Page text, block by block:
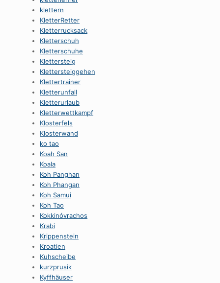
klettern
KletterRetter
Kletterrucksack
Kletterschuh
Kletterschuhe
Klettersteig
Klettersteiggehen
Klettertrainer
Kletterunfall
Kletterurlaub
Kletterwettkampf
Klosterfels
Klosterwand
ko tao
Koah San
Koala
Koh Panghan
Koh Phangan
Koh Samui
Koh Tao
Kokkinóvrachos
Krabi
Krippenstein
Kroatien
Kuhscheibe
kurzprusik
Kyffhäuser